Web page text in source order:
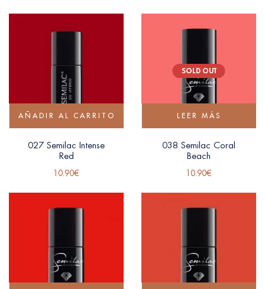
AÑADIR AL CARRITO
027 Semilac Intense
Red
10.90€
SOLD OUT
LEER MÁS
038 Semilac Coral
Beach
10.90€